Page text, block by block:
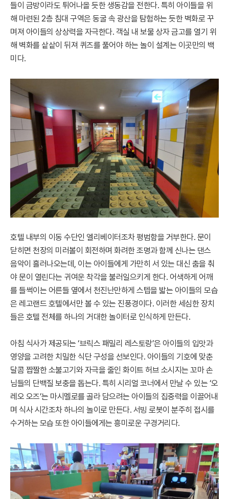
들이 금방이라도 튀어나올 듯한 생동감을 전한다. 특히 아이들을 위
해 마련된 2층 침대 구역은 동굴 속 광산을 탐험하는 듯한 벽화로 꾸
며져 아이들의 상상력을 자극한다. 객실 내 보물 상자 금고를 열기 위
해 벽화를 샅샅이 뒤져 퀴즈를 풀어야 하는 놀이 설계는 이곳만의 백
미다.
호텔 내부의 이동 수단인 엘리베이터조차 평범함을 거부한다. 문이
닫히면 천장의 미러볼이 회전하며 화려한 조명과 함께 신나는 댄스
음악이 흘러나오는데, 이는 아이들에게 가만히 서 있는 대신 춤을 춰
야 문이 열린다는 귀여운 착각을 불러일으키게 한다. 어색하게 어깨
를 들썩이는 어른들 옆에서 천진난만하게 스텝을 밟는 아이들의 모습
은 레고랜드 호텔에서만 볼 수 있는 진풍경이다. 이러한 세심한 장치
들은 호텔 전체를 하나의 거대한 놀이터로 인식하게 만든다.
아침 식사가 제공되는 ‘브릭스 패밀리 레스토랑’은 아이들의 입맛과
영양을 고려한 치밀한 식단 구성을 선보인다. 아이들의 기호에 맞춘
달콤 짭짤한 소불고기와 자극을 줄인 화이트 허브 소시지는 꼬마 손
님들의 단백질 보충을 돕는다. 특히 시리얼 코너에서 만날 수 있는 ‘오
레오 오즈’는 마시멜로를 골라 담으려는 아이들의 집중력을 이끌어내
며 식사 시간조차 하나의 놀이로 만든다. 서빙 로봇이 분주히 접시를
수거하는 모습 또한 아이들에게는 흥미로운 구경거리다.